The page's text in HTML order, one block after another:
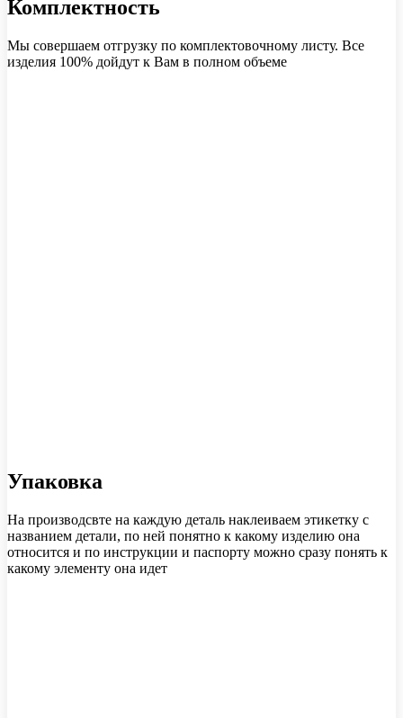
Комплектность
Мы совершаем отгрузку по комплектовочному листу. Все
изделия 100% дойдут к Вам в полном объеме
Упаковка
На производсвте на каждую деталь наклеиваем этикетку с
названием детали, по ней понятно к какому изделию она
относится и по инструкции и паспорту можно сразу понять к
какому элементу она идет